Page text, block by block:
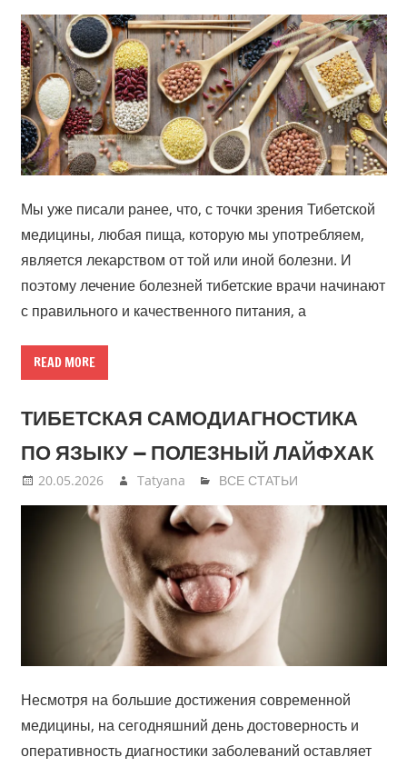
Мы уже писали ранее, что, с точки зрения Тибетской
медицины, любая пища, которую мы употребляем,
является лекарством от той или иной болезни. И
поэтому лечение болезней тибетские врачи начинают
с правильного и качественного питания, а
READ MORE
ТИБЕТСКАЯ САМОДИАГНОСТИКА
ПО ЯЗЫКУ — ПОЛЕЗНЫЙ ЛАЙФХАК
20.05.2026 Tatyana ВСЕ СТАТЬИ
Несмотря на большие достижения современной
медицины, на сегодняшний день достоверность и
оперативность диагностики заболеваний оставляет